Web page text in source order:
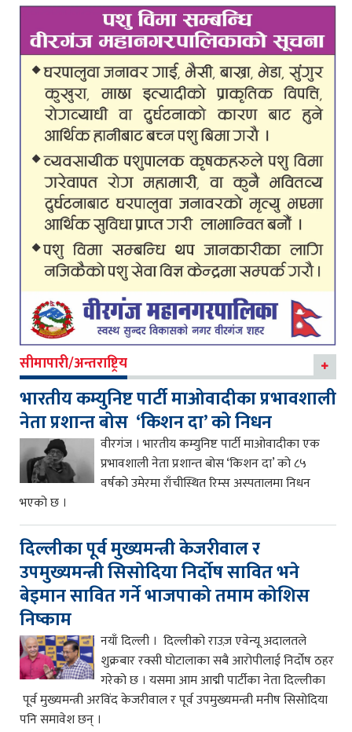
सीमापारी/अन्तराष्ट्रिय
भारतीय कम्युनिष्ट पार्टी माओवादीका प्रभावशाली
नेता प्रशान्त बोस ‘किशन दा’ को निधन
वीरगंज । भारतीय कम्युनिष्ट पार्टी माओवादीका एक
प्रभावशाली नेता प्रशान्त बोस ‘किशन दा’ को ८५
वर्षको उमेरमा राँचीस्थित रिम्स अस्पतालमा निधन
भएको छ ।
दिल्लीका पूर्व मुख्यमन्त्री केजरीवाल र
उपमुख्यमन्त्री सिसोदिया निर्दोष सावित भने
बेइमान सावित गर्ने भाजपाको तमाम कोशिस
निष्काम
नयाँ दिल्ली । दिल्लीको राउज़ एवेन्यू अदालतले
शुक्रबार रक्सी घोटालाका सबै आरोपीलाई निर्दोष ठहर
गरेको छ । यसमा आम आद्मी पार्टीका नेता दिल्लीका
पूर्व मुख्यमन्त्री अरविंद केजरीवाल र पूर्व उपमुख्यमन्त्री मनीष सिसोदिया
पनि समावेश छन् ।